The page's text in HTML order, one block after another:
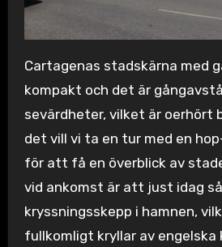
Cartagenas stadskärna med
kompakt och det är
sevärdheter, vilket är oerhört
det vill vi ta en tur med en
för att få en överblick av
vid ankomst är att just idag
kryssningsskepp i hamnen,
fullkomligt kryllar av